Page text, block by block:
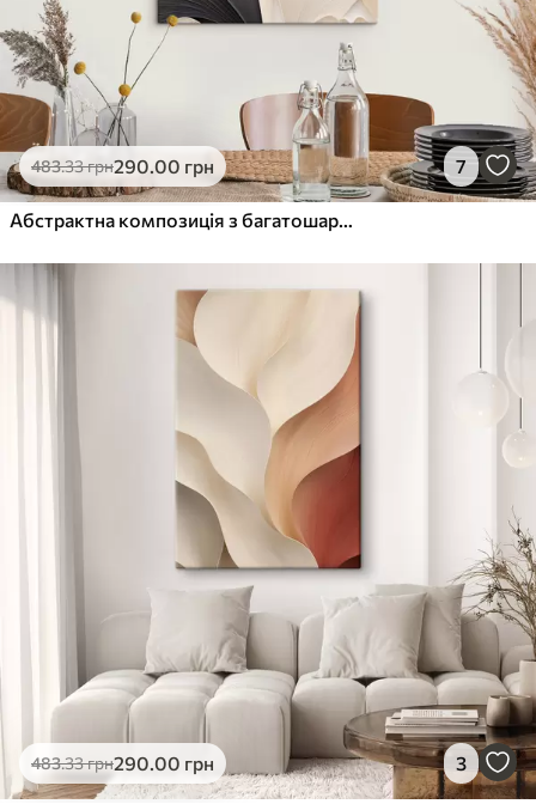
483.33грн290.00 грн 7
Абстрактна композиція з багатошарових форм, схожих на пелюстки, з витонченими, плавними лініями
483.33грн290.00 грн 3